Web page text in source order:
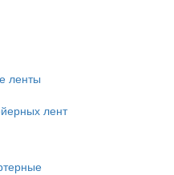
ленты
лент